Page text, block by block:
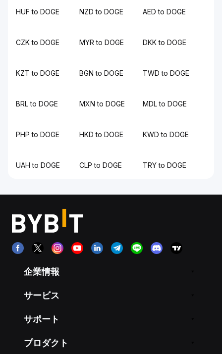
HUF to DOGE NZD to DOGE AED to DOGE
CZK to DOGE MYR to DOGE DKK to DOGE
KZT to DOGE BGN to DOGE TWD to DOGE
BRL to DOGE MXN to DOGE MDL to DOGE
PHP to DOGE HKD to DOGE KWD to DOGE
UAH to DOGE CLP to DOGE TRY to DOGE
企業情報
サービス
サポート
プロダクト